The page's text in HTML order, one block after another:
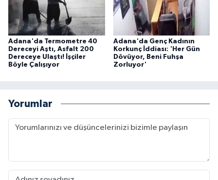
Adana'da Termometre 40
Dereceyi Aştı, Asfalt 200
Dereceye Ulaştı! İşçiler
Böyle Çalışıyor
Adana'da Genç Kadının
Korkunç İddiası: 'Her Gün
Dövüyor, Beni Fuhşa
Zorluyor'
Yorumlar